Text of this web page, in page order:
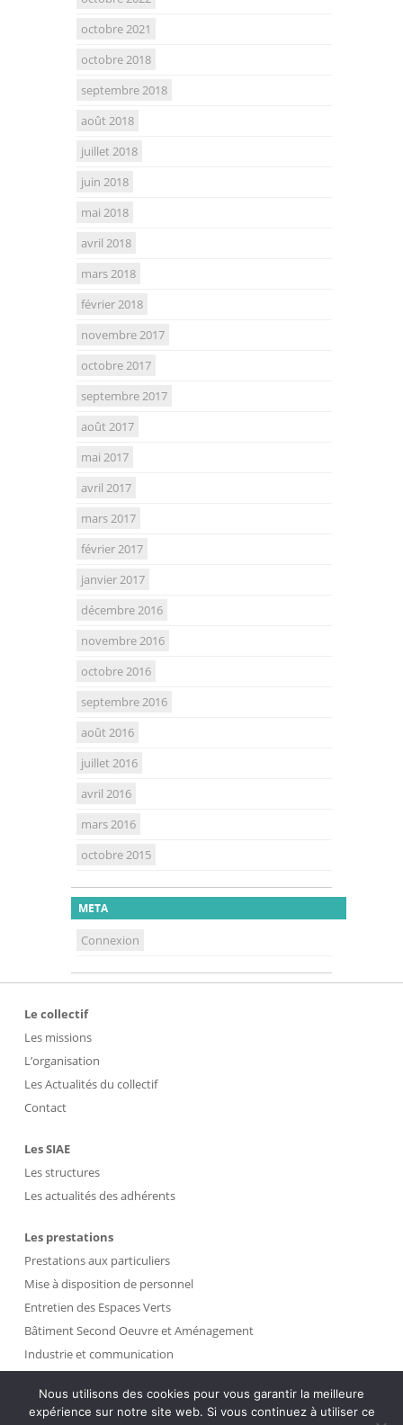
octobre 2021
octobre 2018
septembre 2018
août 2018
juillet 2018
juin 2018
mai 2018
avril 2018
mars 2018
février 2018
novembre 2017
octobre 2017
septembre 2017
août 2017
mai 2017
avril 2017
mars 2017
février 2017
janvier 2017
décembre 2016
novembre 2016
octobre 2016
septembre 2016
août 2016
juillet 2016
avril 2016
mars 2016
octobre 2015
META
Connexion
Le collectif
Les missions
L’organisation
Les Actualités du collectif
Contact
Les SIAE
Les structures
Les actualités des adhérents
Les prestations
Prestations aux particuliers
Mise à disposition de personnel
Entretien des Espaces Verts
Bâtiment Second Oeuvre et Aménagement
Industrie et communication
Intranet
Nous utilisons des cookies pour vous garantir la meilleure
expérience sur notre site web. Si vous continuez à utiliser ce